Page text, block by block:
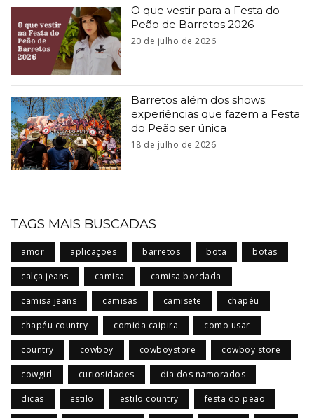
O que vestir para a Festa do
Peão de Barretos 2026
20 de julho de 2026
Barretos além dos shows:
experiências que fazem a Festa
do Peão ser única
18 de julho de 2026
TAGS MAIS BUSCADAS
amor aplicações barretos bota botas
calça jeans camisa camisa bordada
camisa jeans camisas camisete chapéu
chapéu country comida caipira como usar
country cowboy cowboystore cowboy store
cowgirl curiosidades dia dos namorados
dicas estilo estilo country festa do peão